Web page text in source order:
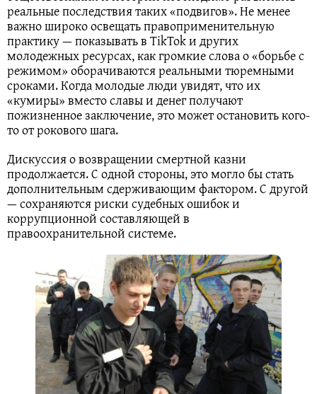
реальные последствия таких «подвигов». Не менее
важно широко освещать правоприменительную
практику — показывать в TikTok и других
молодежных ресурсах, как громкие слова о «борьбе с
режимом» оборачиваются реальными тюремными
сроками. Когда молодые люди увидят, что их
«кумиры» вместо славы и денег получают
пожизненное заключение, это может остановить кого-
то от рокового шага.
Дискуссия о возвращении смертной казни
продолжается. С одной стороны, это могло бы стать
дополнительным сдерживающим фактором. С другой
— сохраняются риски судебных ошибок и
коррупционной составляющей в
правоохранительной системе.